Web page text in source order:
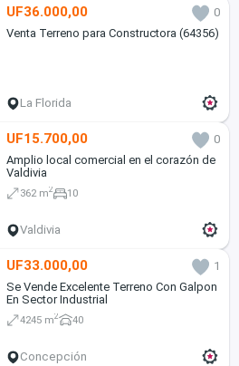
UF36.000,00
0
Venta Terreno para Constructora (64356)
La Florida
UF15.700,00
0
Amplio local comercial en el corazón de
Valdivia
362 m2 10
Valdivia
UF33.000,00
1
Se Vende Excelente Terreno Con Galpon
En Sector Industrial
4245 m2 40
Concepción